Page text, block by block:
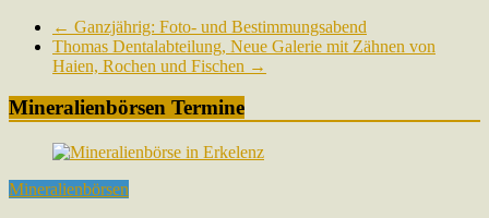
← Ganzjährig: Foto- und Bestimmungsabend
Thomas Dentalabteilung, Neue Galerie mit Zähnen von
Haien, Rochen und Fischen →
Mineralienbörsen Termine
Mineralienbörsen